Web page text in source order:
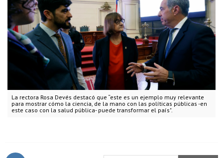
La rectora Rosa Devés destacó que “este es un ejemplo muy relevante
para mostrar cómo la ciencia, de la mano con las políticas públicas -en
este caso con la salud pública- puede transformar el país".